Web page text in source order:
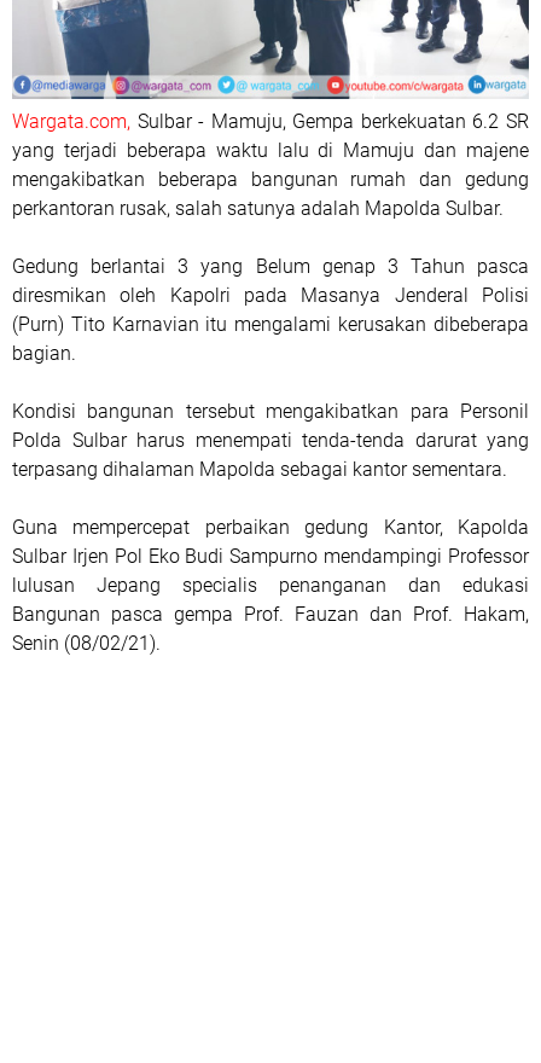
Wargata.com, Sulbar - Mamuju, Gempa berkekuatan 6.2 SR
yang terjadi beberapa waktu lalu di Mamuju dan majene
mengakibatkan beberapa bangunan rumah dan gedung
perkantoran rusak, salah satunya adalah Mapolda Sulbar.
Gedung berlantai 3 yang Belum genap 3 Tahun pasca
diresmikan oleh Kapolri pada Masanya Jenderal Polisi
(Purn) Tito Karnavian itu mengalami kerusakan dibeberapa
bagian.
Kondisi bangunan tersebut mengakibatkan para Personil
Polda Sulbar harus menempati tenda-tenda darurat yang
terpasang dihalaman Mapolda sebagai kantor sementara.
Guna mempercepat perbaikan gedung Kantor, Kapolda
Sulbar Irjen Pol Eko Budi Sampurno mendampingi Professor
lulusan Jepang specialis penanganan dan edukasi
Bangunan pasca gempa Prof. Fauzan dan Prof. Hakam,
Senin (08/02/21).